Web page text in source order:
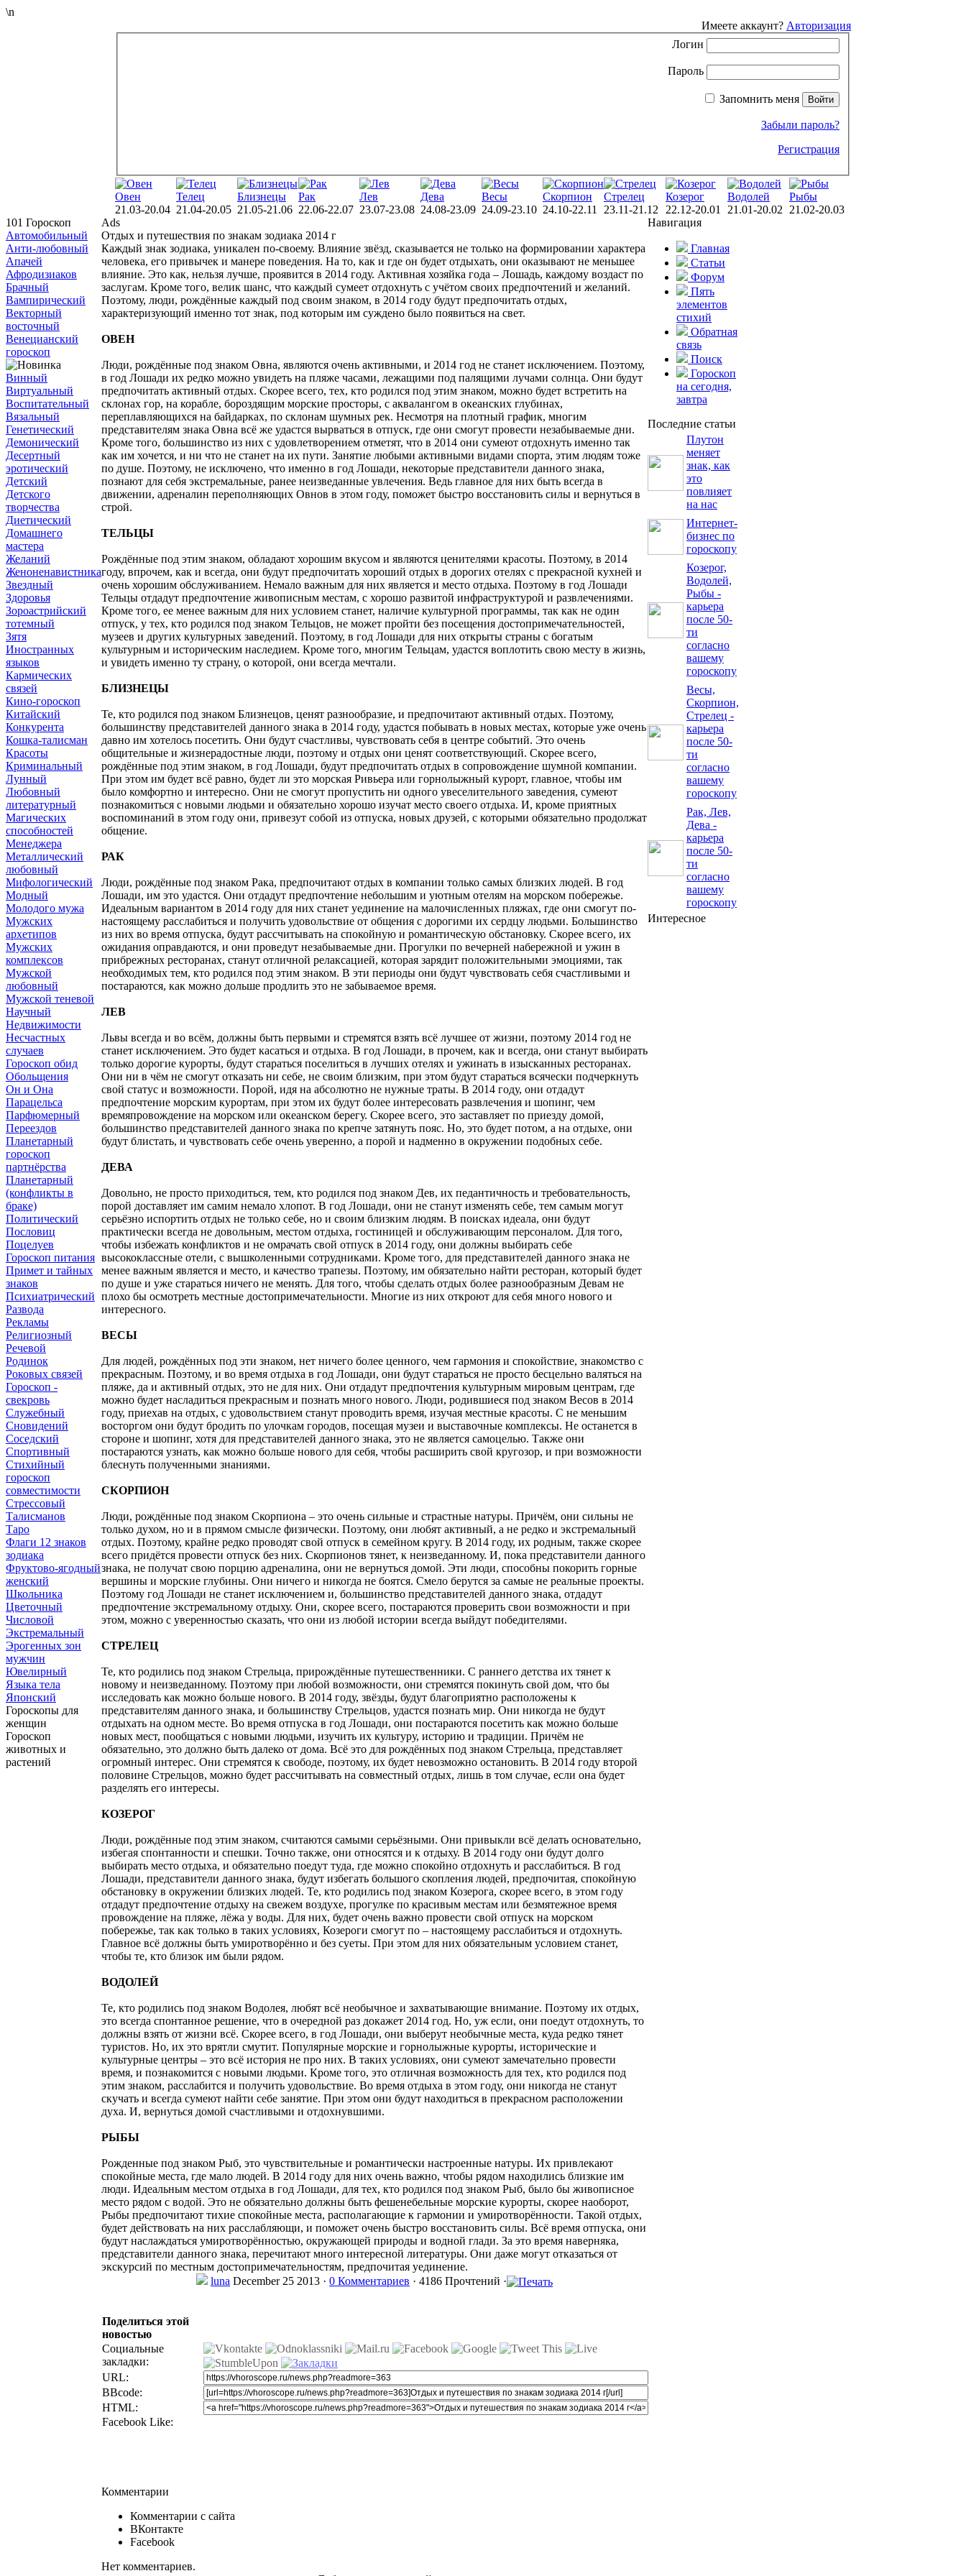
\n
Имеете аккаунт? Авторизация
Логин
Пароль
Запомнить меня
Забыли пароль?
Регистрация
Овен
21.03-20.04
Телец
21.04-20.05
Близнецы
21.05-21.06
Рак
22.06-22.07
Лев
23.07-23.08
Дева
24.08-23.09
Весы
24.09-23.10
Скорпион
24.10-22.11
Стрелец
23.11-21.12
Козерог
22.12-20.01
Водолей
21.01-20.02
Рыбы
21.02-20.03
101 Гороскоп
Автомобильный
Анти-любовный
Апачей
Афродизиаков
Брачный
Вампирический
Векторный
восточный
Венецианский
гороскоп
Винный
Виртуальный
Воспитательный
Вязальный
Генетический
Демонический
Десертный
эротический
Детский
Детского
творчества
Диетический
Домашнего
мастера
Желаний
Женоненавистника
Звездный
Здоровья
Зороастрийский
тотемный
Зятя
Иностранных
языков
Кармических
связей
Кино-гороскоп
Китайский
Конкурента
Кошка-талисман
Красоты
Криминальный
Лунный
Любовный
литературный
Магических
способностей
Менеджера
Металлический
любовный
Мифологический
Модный
Молодого мужа
Мужских
архетипов
Мужских
комплексов
Мужской
любовный
Мужской теневой
Научный
Недвижимости
Несчастных
случаев
Гороскоп обид
Обольщения
Он и Она
Парацельса
Парфюмерный
Переездов
Планетарный
гороскоп
партнёрства
Планетарный
(конфликты в
браке)
Политический
Пословиц
Поцелуев
Гороскоп питания
Примет и тайных
знаков
Психиатрический
Развода
Рекламы
Религиозный
Речевой
Родинок
Роковых связей
Гороскоп -
свекровь
Служебный
Сновидений
Соседский
Спортивный
Стихийный
гороскоп
совместимости
Стрессовый
Талисманов
Таро
Флаги 12 знаков
зодиака
Фруктово-ягодный
женский
Школьника
Цветочный
Числовой
Экстремальный
Эрогенных зон
мужчин
Ювелирный
Языка тела
Японский
Гороскопы для
женщин
Гороскоп
животных и
растений
Ads
Отдых и путешествия по знакам зодиака 2014 г
Каждый знак зодиака, уникален по-своему. Влияние звёзд, сказывается не только на формировании характера
человека, его привычек и манере поведения. На то, как и где он будет отдыхать, они оказывают не меньшее
влияние. Это как, нельзя лучше, проявится в 2014 году. Активная хозяйка года – Лошадь, каждому воздаст по
заслугам. Кроме того, велик шанс, что каждый сумеет отдохнуть с учётом своих предпочтений и желаний.
Поэтому, люди, рождённые каждый под своим знаком, в 2014 году будут предпочитать отдых,
характеризующий именно тот знак, под которым им суждено было появиться на свет.
ОВЕН
Люди, рождённые под знаком Овна, являются очень активными, и 2014 год не станет исключением. Поэтому,
в год Лошади их редко можно увидеть на пляже часами, лежащими под палящими лучами солнца. Они будут
предпочитать активный отдых. Скорее всего, тех, кто родился под этим знаком, можно будет встретить на
склонах гор, на корабле, бороздящим морские просторы, с аквалангом в океанских глубинах,
переплавляющихся на байдарках, по склонам шумных рек. Несмотря на плотный график, многим
представителям знака Овна всё же удастся вырваться в отпуск, где они смогут провести незабываемые дни.
Кроме того, большинство из них с удовлетворением отметят, что в 2014 они сумеют отдохнуть именно так
как им хочется, и ни что не станет на их пути. Занятие любыми активными видами спорта, этим людям тоже
по душе. Поэтому, не исключено, что именно в год Лошади, некоторые представители данного знака,
познают для себя экстремальные, ранее неизведанные увлечения. Ведь главное для них быть всегда в
движении, адреналин переполняющих Овнов в этом году, поможет быстро восстановить силы и вернуться в
строй.
ТЕЛЬЦЫ
Рождённые под этим знаком, обладают хорошим вкусом и являются ценителями красоты. Поэтому, в 2014
году, впрочем, как и всегда, они будут предпочитать хороший отдых в дорогих отелях с прекрасной кухней и
очень хорошим обслуживанием. Немало важным для них является и место отдыха. Поэтому в год Лошади
Тельцы отдадут предпочтение живописным местам, с хорошо развитой инфраструктурой и развлечениями.
Кроме того, ее менее важным для них условием станет, наличие культурной программы, так как не один
отпуск, у тех, кто родился под знаком Тельцов, не может пройти без посещения достопримечательностей,
музеев и других культурных заведений. Поэтому, в год Лошади для них открыты страны с богатым
культурным и историческим наследием. Кроме того, многим Тельцам, удастся воплотить свою месту в жизнь,
и увидеть именно ту страну, о которой, они всегда мечтали.
БЛИЗНЕЦЫ
Те, кто родился под знаком Близнецов, ценят разнообразие, и предпочитают активный отдых. Поэтому,
большинству представителей данного знака в 2014 году, удастся побывать в новых местах, которые уже очень
давно им хотелось посетить. Они будут счастливы, чувствовать себя в центре событий. Это очень
общительные и жизнерадостные люди, поэтому и отдых они ценят соответствующий. Скорее всего,
рождённые под этим знаком, в год Лошади, будут предпочитать отдых в сопровождение шумной компании.
При этом им будет всё равно, будет ли это морская Ривьера или горнолыжный курорт, главное, чтобы им
было комфортно и интересно. Они не смогут пропустить ни одного увеселительного заведения, сумеют
познакомиться с новыми людьми и обязательно хорошо изучат место своего отдыха. И, кроме приятных
воспоминаний в этом году они, привезут собой из отпуска, новых друзей, с которыми обязательно продолжат
общение.
РАК
Люди, рождённые под знаком Рака, предпочитают отдых в компании только самых близких людей. В год
Лошади, им это удастся. Они отдадут предпочтение небольшим и уютным отелям на морском побережье.
Идеальным вариантом в 2014 году для них станет уединение на малочисленных пляжах, где они смогут по-
настоящему расслабиться и получить удовольствие от общения с дорогими их сердцу людьми. Большинство
из них во время отпуска, будут рассчитывать на спокойную и романтическую обстановку. Скорее всего, их
ожидания оправдаются, и они проведут незабываемые дни. Прогулки по вечерней набережной и ужин в
прибрежных ресторанах, станут отличной релаксацией, которая зарядит положительными эмоциями, так
необходимых тем, кто родился под этим знаком. В эти периоды они будут чувствовать себя счастливыми и
постараются, как можно дольше продлить это не забываемое время.
ЛЕВ
Львы всегда и во всём, должны быть первыми и стремятся взять всё лучшее от жизни, поэтому 2014 год не
станет исключением. Это будет касаться и отдыха. В год Лошади, в прочем, как и всегда, они станут выбирать
только дорогие курорты, будут стараться поселиться в лучших отелях и ужинать в изысканных ресторанах.
Они ни в чём не смогут отказать ни себе, не своим близким, при этом будут стараться всячески подчеркнуть
свой статус и возможности. Порой, идя на абсолютно не нужные траты. В 2014 году, они отдадут
предпочтение морским курортам, при этом их будут более интересовать развлечения и шопинг, чем
времяпровождение на морском или океанском берегу. Скорее всего, это заставляет по приезду домой,
большинство представителей данного знака по крепче затянуть пояс. Но, это будет потом, а на отдыхе, они
будут блистать, и чувствовать себе очень уверенно, а порой и надменно в окружении подобных себе.
ДЕВА
Довольно, не просто приходиться, тем, кто родился под знаком Дев, их педантичность и требовательность,
порой доставляет им самим немало хлопот. В год Лошади, они не станут изменять себе, тем самым могут
серьёзно испортить отдых не только себе, но и своим близким людям. В поисках идеала, они будут
практически всегда не довольным, местом отдыха, гостиницей и обслуживающим персоналом. Для того,
чтобы избежать конфликтов и не омрачать свой отпуск в 2014 году, они должны выбирать себе
высококлассные отели, с вышколенными сотрудниками. Кроме того, для представителей данного знака не
менее важным является и место, и качество трапезы. Поэтому, им обязательно найти ресторан, который будет
по душе и уже стараться ничего не менять. Для того, чтобы сделать отдых более разнообразным Девам не
плохо бы осмотреть местные достопримечательности. Многие из них откроют для себя много нового и
интересного.
ВЕСЫ
Для людей, рождённых под эти знаком, нет ничего более ценного, чем гармония и спокойствие, знакомство с
прекрасным. Поэтому, и во время отдыха в год Лошади, они будут стараться не просто бесцельно валяться на
пляже, да и активный отдых, это не для них. Они отдадут предпочтения культурным мировым центрам, где
можно будет насладиться прекрасным и познать много нового. Люди, родившиеся под знаком Весов в 2014
году, приехав на отдых, с удовольствием станут проводить время, изучая местные красоты. С не меньшим
восторгом они будут бродить по улочкам городов, посещая музеи и выставочные комплексы. Не останется в
стороне и шопинг, хотя для представителей данного знака, это не является самоцелью. Также они
постараются узнать, как можно больше нового для себя, чтобы расширить свой кругозор, и при возможности
блеснуть полученными знаниями.
СКОРПИОН
Люди, рождённые под знаком Скорпиона – это очень сильные и страстные натуры. Причём, они сильны не
только духом, но и в прямом смысле физически. Поэтому, они любят активный, а не редко и экстремальный
отдых. Поэтому, крайне редко проводят свой отпуск в семейном кругу. В 2014 году, их родным, также скорее
всего придётся провести отпуск без них. Скорпионов тянет, к неизведанному. И, пока представители данного
знака, не получат свою порцию адреналина, они не вернуться домой. Эти люди, способны покорить горные
вершины и морские глубины. Они ничего и никогда не боятся. Смело берутся за самые не реальные проекты.
Поэтому год Лошади не станет исключением и, большинство представителей данного знака, отдадут
предпочтение экстремальному отдыху. Они, скорее всего, постараются проверить свои возможности и при
этом, можно с уверенностью сказать, что они из любой истории всегда выйдут победителями.
СТРЕЛЕЦ
Те, кто родились под знаком Стрельца, прирождённые путешественники. С раннего детства их тянет к
новому и неизведанному. Поэтому при любой возможности, они стремятся покинуть свой дом, что бы
исследовать как можно больше нового. В 2014 году, звёзды, будут благоприятно расположены к
представителям данного знака, и большинству Стрельцов, удастся познать мир. Они никогда не будут
отдыхать на одном месте. Во время отпуска в год Лошади, они постараются посетить как можно больше
новых мест, пообщаться с новыми людьми, изучить их культуру, историю и традиции. Причём не
обязательно, это должно быть далеко от дома. Всё это для рождённых под знаком Стрельца, представляет
огромный интерес. Они стремятся к свободе, поэтому, их будет невозможно остановить. В 2014 году второй
половине Стрельцов, можно будет рассчитывать на совместный отдых, лишь в том случае, если она будет
разделять его интересы.
КОЗЕРОГ
Люди, рождённые под этим знаком, считаются самыми серьёзными. Они привыкли всё делать основательно,
избегая спонтанности и спешки. Точно также, они относятся и к отдыху. В 2014 году они будут долго
выбирать место отдыха, и обязательно поедут туда, где можно спокойно отдохнуть и расслабиться. В год
Лошади, представители данного знака, будут избегать большого скопления людей, предпочитая, спокойную
обстановку в окружении близких людей. Те, кто родились под знаком Козерога, скорее всего, в этом году
отдадут предпочтение отдыху на свежем воздухе, прогулке по красивым местам или безмятежное время
провождение на пляже, лёжа у воды. Для них, будет очень важно провести свой отпуск на морском
побережье, так как только в таких условиях, Козероги смогут по – настоящему расслабиться и отдохнуть.
Главное всё должны быть умиротворённо и без суеты. При этом для них обязательным условием станет,
чтобы те, кто близок им были рядом.
ВОДОЛЕЙ
Те, кто родились под знаком Водолея, любят всё необычное и захватывающие внимание. Поэтому их отдых,
это всегда спонтанное решение, что в очередной раз докажет 2014 год. Но, уж если, они поедут отдохнуть, то
должны взять от жизни всё. Скорее всего, в год Лошади, они выберут необычные места, куда редко тянет
туристов. Но, их это врятли смутит. Популярные морские и горнолыжные курорты, исторические и
культурные центры – это всё история не про них. В таких условиях, они сумеют замечательно провести
время, и познакомится с новыми людьми. Кроме того, это отличная возможность для тех, кто родился под
этим знаком, расслабится и получить удовольствие. Во время отдыха в этом году, они никогда не станут
скучать и всегда сумеют найти себе занятие. При этом они будут находиться в прекрасном расположении
духа. И, вернуться домой счастливыми и отдохнувшими.
РЫБЫ
Рожденные под знаком Рыб, это чувствительные и романтически настроенные натуры. Их привлекают
спокойные места, где мало людей. В 2014 году для них очень важно, чтобы рядом находились близкие им
люди. Идеальным местом отдыха в год Лошади, для тех, кто родился под знаком Рыб, было бы живописное
место рядом с водой. Это не обязательно должны быть фешенебельные морские курорты, скорее наоборот,
Рыбы предпочитают тихие спокойные места, располагающие к гармонии и умиротворённости. Такой отдых,
будет действовать на них расслабляющи, и поможет очень быстро восстановить силы. Всё время отпуска, они
будут наслаждаться умиротворённостью, окружающей природы и водной глади. За это время наверняка,
представители данного знака, перечитают много интересной литературы. Они даже могут отказаться от
экскурсий по местным достопримечательностям, предпочитая уединение.
luna December 25 2013 · 0 Комментариев · 4186 Прочтений ·
Поделиться этой
новостью
Социальные
закладки:
URL:
BBcode:
HTML:
Facebook Like:
Комментарии
Комментарии с сайта
ВКонтакте
Facebook
Нет комментариев.
Навигация
Главная
Статьи
Форум
Пять
элементов
стихий
Обратная
связь
Поиск
Гороскоп
на сегодня,
завтра
Последние статьи
Плутон
меняет
знак, как
это
повлияет
на нас
Интернет-
бизнес по
гороскопу
Козерог,
Водолей,
Рыбы -
карьера
после 50-
ти
согласно
вашему
гороскопу
Весы,
Скорпион,
Стрелец -
карьера
после 50-
ти
согласно
вашему
гороскопу
Рак, Лев,
Дева -
карьера
после 50-
ти
согласно
вашему
гороскопу
Интересное